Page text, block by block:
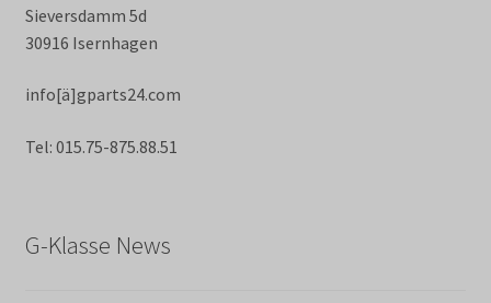
Sieversdamm 5d
30916 Isernhagen
info[ä]gparts24.com
Tel: 015.75-875.88.51
G-Klasse News